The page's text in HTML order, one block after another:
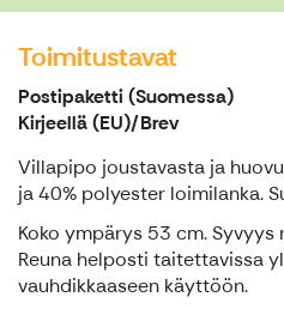
Toimitustavat
Postipaketti (Suomessa)
Kirjeellä (EU)/Brev
Villapipo joustavasta ja
ja 40% polyester loimilanka.
Koko ympärys 53 cm.
Reuna helposti taitettavissa
vauhdikkaaseen käyttöön.